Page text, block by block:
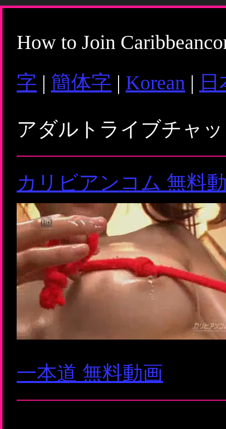
How to Join
字 | 簡体字 | Korean |
アダルトライブチャ
カリビアンコム 無料
一本道 無料動画